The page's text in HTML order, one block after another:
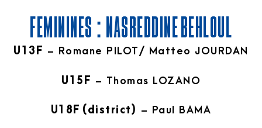
FÉMININES : NASREDDINE BEHLOUL
U13F – Romane PILOT/ Matteo JOURDAN
U15F – Thomas LOZANO
U18F (district) – Paul BAMA